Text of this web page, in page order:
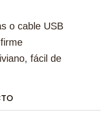
o cable USB
fácil de